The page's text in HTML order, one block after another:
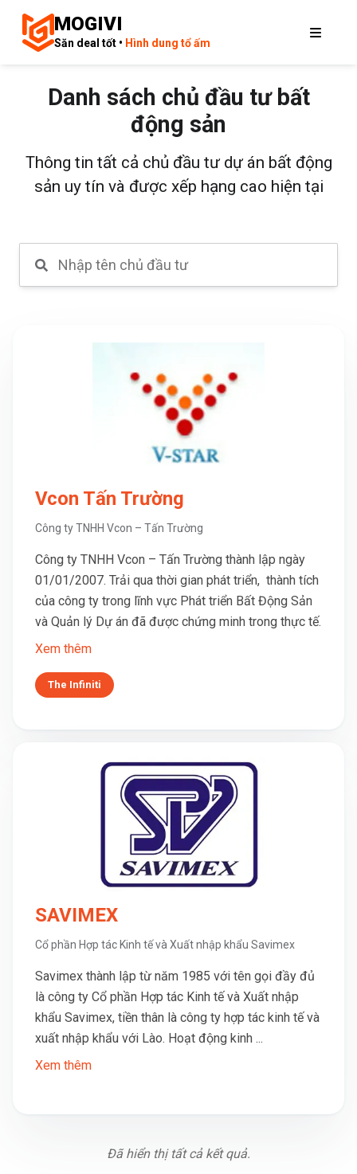
MOGIVI
Săn deal tốt • Hình dung tổ ấm
Danh sách chủ đầu tư bất
động sản
Thông tin tất cả chủ đầu tư dự án bất động
sản uy tín và được xếp hạng cao hiện tại
Vcon Tấn Trường
Công ty TNHH Vcon – Tấn Trường
Công ty TNHH Vcon – Tấn Trường thành lập ngày
01/01/2007. Trải qua thời gian phát triển, thành tích
của công ty trong lĩnh vực Phát triển Bất Động Sản
và Quản lý Dự án đã được chứng minh trong thực tế.
Xem thêm
The Infiniti
SAVIMEX
Cổ phần Hợp tác Kinh tế và Xuất nhập khẩu Savimex
Savimex thành lập từ năm 1985 với tên gọi đầy đủ
là công ty Cổ phần Hợp tác Kinh tế và Xuất nhập
khẩu Savimex, tiền thân là công ty hợp tác kinh tế và
xuất nhập khẩu với Lào. Hoạt động kinh ...
Xem thêm
Đã hiển thị tất cả kết quả.